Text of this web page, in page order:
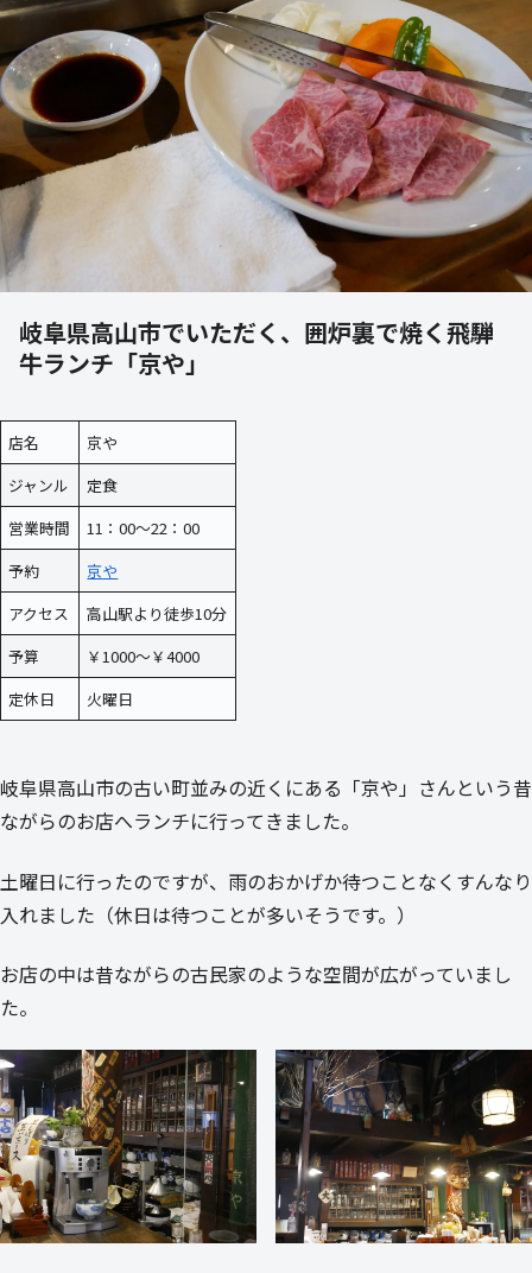
岐阜県高山市でいただく、囲炉裏で焼く飛騨
牛ランチ「京や」
店名
京や
ジャンル
定食
営業時間
11：00～22：00
予約
京や
アクセス
高山駅より徒歩10分
予算
￥1000～￥4000
定休日
火曜日
岐阜県高山市の古い町並みの近くにある「京や」さんという昔
ながらのお店へランチに行ってきました。
土曜日に行ったのですが、雨のおかげか待つことなくすんなり
入れました（休日は待つことが多いそうです。）
お店の中は昔ながらの古民家のような空間が広がっていまし
た。